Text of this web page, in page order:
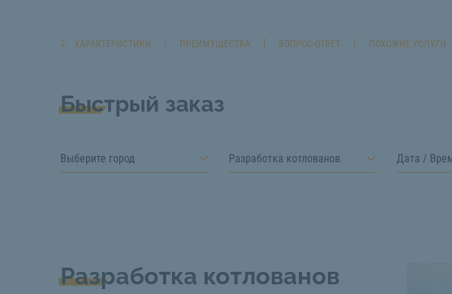
ХАРАКТЕРИСТИКИ ПРЕИМУЩЕСТВА ВОПРОС-ОТВЕТ ПОХОЖИЕ УСЛУГИ
Быстрый заказ
Выберите город Разработка котлованов
Разработка котлованов